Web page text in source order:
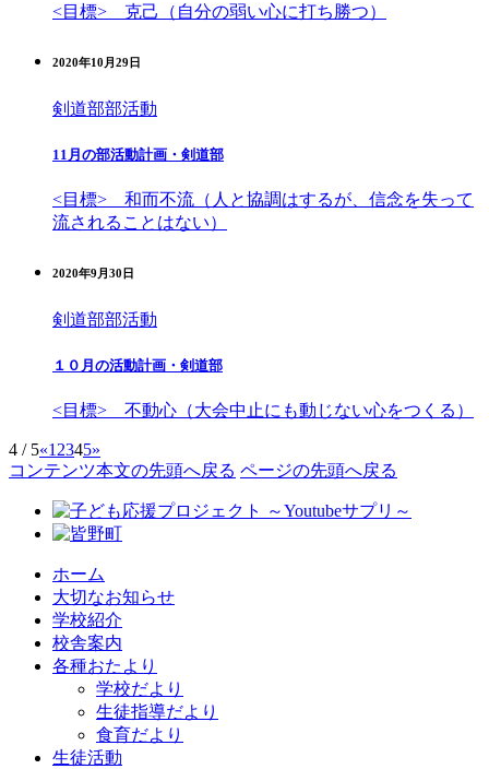
<目標> 克己（自分の弱い心に打ち勝つ）
2020年10月29日
剣道部部活動
11月の部活動計画・剣道部
<目標> 和而不流（人と協調はするが、信念を失って
流されることはない）
2020年9月30日
剣道部部活動
１０月の活動計画・剣道部
<目標> 不動心（大会中止にも動じない心をつくる）
4 / 5«1 2345»
コンテンツ本文の先頭へ戻る ページの先頭へ戻る
ホーム
大切なお知らせ
学校紹介
校舎案内
各種おたより
学校だより
生徒指導だより
食育だより
生徒活動